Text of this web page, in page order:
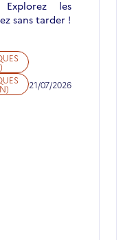
Explorez les
sans tarder !
21/07/2026